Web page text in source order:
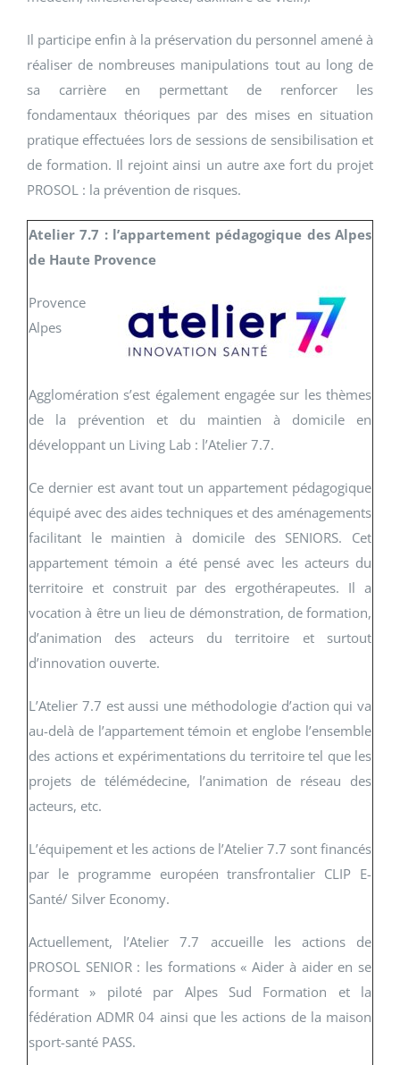
Il participe enfin à la préservation du personnel amené à
réaliser de nombreuses manipulations tout au long de
sa carrière en permettant de renforcer les
fondamentaux théoriques par des mises en situation
pratique effectuées lors de sessions de sensibilisation et
de formation. Il rejoint ainsi un autre axe fort du projet
PROSOL : la prévention de risques.
Atelier 7.7 : l’appartement pédagogique des Alpes
de Haute Provence
Provence
Alpes
Agglomération s’est également engagée sur les thèmes
de la prévention et du maintien à domicile en
développant un Living Lab : l’Atelier 7.7.
Ce dernier est avant tout un appartement pédagogique
équipé avec des aides techniques et des aménagements
facilitant le maintien à domicile des SENIORS. Cet
appartement témoin a été pensé avec les acteurs du
territoire et construit par des ergothérapeutes. Il a
vocation à être un lieu de démonstration, de formation,
d’animation des acteurs du territoire et surtout
d’innovation ouverte.
L’Atelier 7.7 est aussi une méthodologie d’action qui va
au-delà de l’appartement témoin et englobe l’ensemble
des actions et expérimentations du territoire tel que les
projets de télémédecine, l’animation de réseau des
acteurs, etc.
L’équipement et les actions de l’Atelier 7.7 sont financés
par le programme européen transfrontalier CLIP E-
Santé/ Silver Economy.
Actuellement, l’Atelier 7.7 accueille les actions de
PROSOL SENIOR : les formations « Aider à aider en se
formant » piloté par Alpes Sud Formation et la
fédération ADMR 04 ainsi que les actions de la maison
sport-santé PASS.